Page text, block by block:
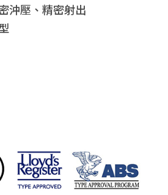
沖壓、精密射出